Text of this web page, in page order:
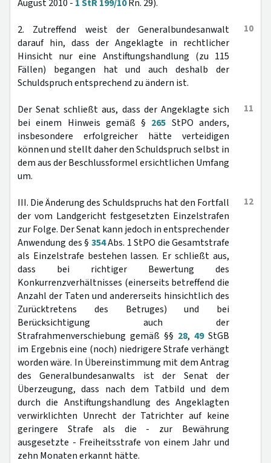
August 2010 - 1 StR 199/10Rn. 29).
10
2. Zutreffend weist der Generalbundesanwalt
darauf hin, dass der Angeklagte in rechtlicher
Hinsicht nur eine Anstiftungshandlung (zu 115
Fällen) begangen hat und auch deshalb der
Schuldspruch entsprechend zu ändern ist.
11
Der Senat schließt aus, dass der Angeklagte sich
bei einem Hinweis gemäß § 265 StPO anders,
insbesondere erfolgreicher hätte verteidigen
können und stellt daher den Schuldspruch selbst in
dem aus der Beschlussformel ersichtlichen Umfang
um.
12
III. Die Änderung des Schuldspruchs hat den Fortfall
der vom Landgericht festgesetzten Einzelstrafen
zur Folge. Der Senat kann jedoch in entsprechender
Anwendung des § 354Abs. 1 StPO die Gesamtstrafe
als Einzelstrafe bestehen lassen. Er schließt aus,
dass bei richtiger Bewertung des
Konkurrenzverhältnisses (einerseits betreffend die
Anzahl der Taten und andererseits hinsichtlich des
Zurücktretens des Betruges) und bei
Berücksichtigung auch der
Strafrahmenverschiebung gemäß §§ 28, 49StGB
im Ergebnis eine (noch) niedrigere Strafe verhängt
worden wäre. In Übereinstimmung mit dem Antrag
des Generalbundesanwalts ist der Senat der
Überzeugung, dass nach dem Tatbild und dem
durch die Anstiftungshandlung des Angeklagten
verwirklichten Unrecht der Tatrichter auf keine
geringere Strafe als die - zur Bewährung
ausgesetzte - Freiheitsstrafe von einem Jahr und
zehn Monaten erkannt hätte.